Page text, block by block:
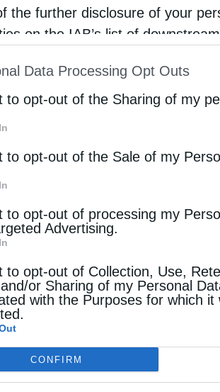
the further disclosure of your
on the IAB’s list of
of Downstream Participantsthat
parties.
Data Processing Opt Outs
to opt-out of the Sharing of my
to opt-out of the Sale of my
to opt-out of processing my
Advertising.
to opt-out of Collection, Use,
or Sharing of my Personal
with the Purposes for which it
CONFIRM
τιμών του πετρελαίου και
τους ρυθμούς παραγωγής τον
έφτασαν στο χαμηλότερο
από την Κίνα μειώθηκαν σε 1,10
του 2025, ενώ οι εισαγωγές
το χαμηλότερο επίπεδο από τον
πετρελαίου έρχεται παρά την
στο χαμηλότερο επίπεδο
ένα πέμπτο του μέσου όρου του
της Kpler.